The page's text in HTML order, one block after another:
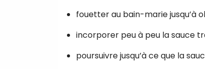
fouetter au bain-marie jusqu’à
incorporer peu à peu la sauce
poursuivre jusqu’à ce que la